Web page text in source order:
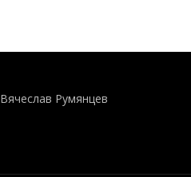
Вячеслав Румянцев